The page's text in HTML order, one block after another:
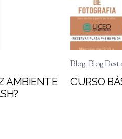
AMBIENTE
Blog,Blog
CURSO